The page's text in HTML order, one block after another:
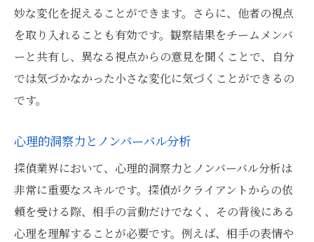
妙な変化を捉えることができます。さらに、他者の視点
を取り入れることも有効です。観察結果をチームメンバ
ーと共有し、異なる視点からの意見を聞くことで、自分
では気づかなかった小さな変化に気づくことができるの
です。
心理的洞察力とノンバーバル分析
探偵業界において、心理的洞察力とノンバーバル分析は
非常に重要なスキルです。探偵がクライアントからの依
頼を受ける際、相手の言動だけでなく、その背後にある
心理を理解することが必要です。例えば、相手の表情や